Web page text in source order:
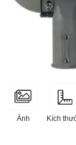
Ảnh Kích